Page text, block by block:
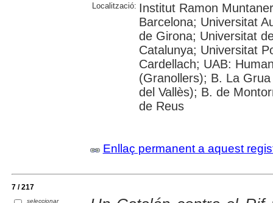
Localització: Institut Ramon
Barcelona; Universitat
de Girona; Universitat
Catalunya; Universitat
Cardellach; UAB:
(Granollers); B. La
del Vallès); B. de
de Reus
Enllaç permanent a aquest
7 / 217
seleccionar